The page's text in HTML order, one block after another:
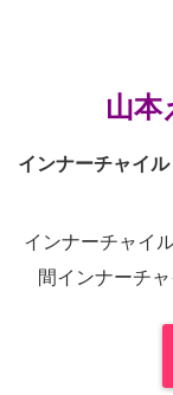
山本
インナーチャイ
インナーチャイ
間インナーチ